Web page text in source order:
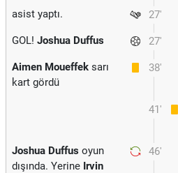
27'
asist yaptı.
27'
GOL! Joshua Duffus
38'
Aimen Moueffek sarı
kart gördü
41'
46'
Joshua Duffus oyun
dışında. Yerine Irvin